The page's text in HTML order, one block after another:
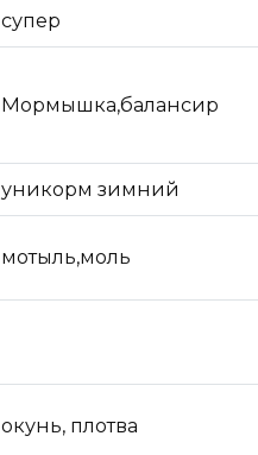
супер
Мормышка,балансир
уникорм зимний
мотыль,моль
окунь, плотва